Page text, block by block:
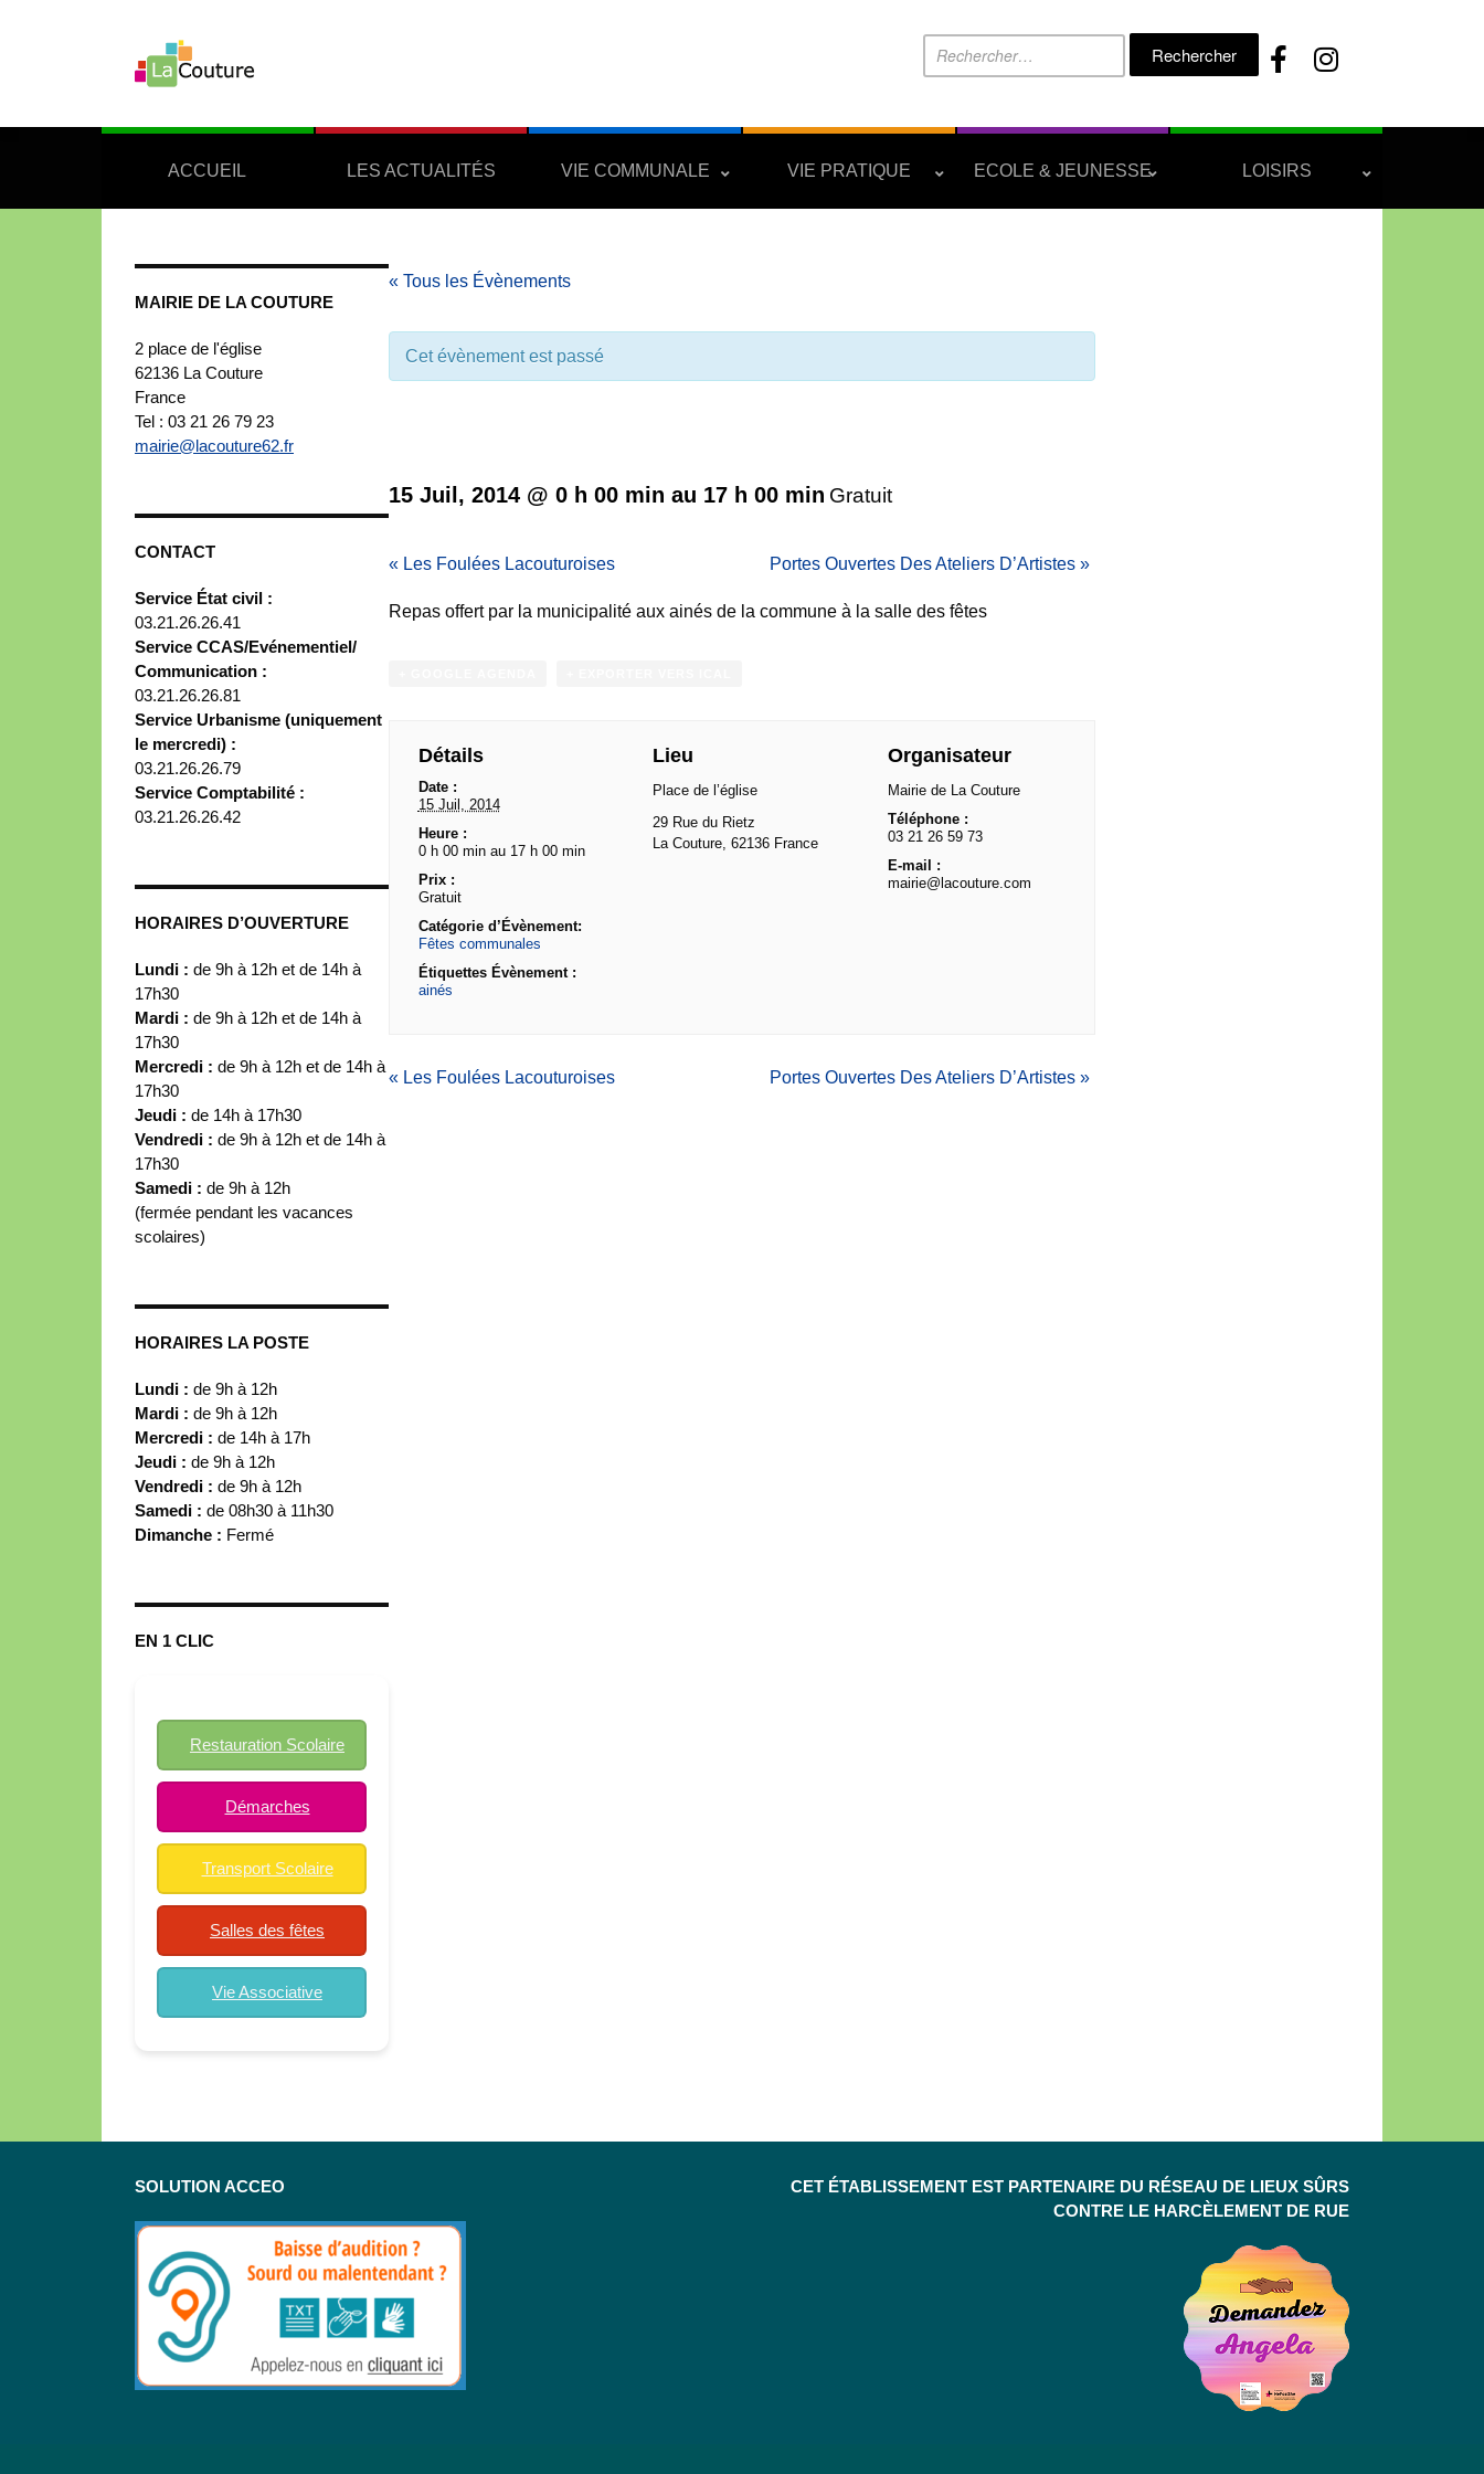
Rechercher :
ACCUEIL LES ACTUALITÉS VIE COMMUNALE VIE PRATIQUE ECOLE & JEUNESSE LOISIRS
MAIRIE DE LA COUTURE
2 place de l'église
62136 La Couture
France
Tel : 03 21 26 79 23
mairie@lacouture62.fr
CONTACT
Service État civil :
03.21.26.26.41
Service CCAS/Evénementiel/
Communication :
03.21.26.26.81
Service Urbanisme (uniquement
le mercredi) :
03.21.26.26.79
Service Comptabilité :
03.21.26.26.42
HORAIRES D’OUVERTURE
Lundi : de 9h à 12h et de 14h à
17h30
Mardi : de 9h à 12h et de 14h à
17h30
Mercredi : de 9h à 12h et de 14h à
17h30
Jeudi : de 14h à 17h30
Vendredi : de 9h à 12h et de 14h à
17h30
Samedi : de 9h à 12h
(fermée pendant les vacances
scolaires)
HORAIRES LA POSTE
Lundi : de 9h à 12h
Mardi : de 9h à 12h
Mercredi : de 14h à 17h
Jeudi : de 9h à 12h
Vendredi : de 9h à 12h
Samedi : de 08h30 à 11h30
Dimanche : Fermé
EN 1 CLIC
Restauration Scolaire
Démarches
Transport Scolaire
Salles des fêtes
Vie Associative
« Tous les Évènements
Cet évènement est passé
15 Juil, 2014 @ 0 h 00 min au 17 h 00 min Gratuit
« Les Foulées Lacouturoises Portes Ouvertes Des Ateliers D’Artistes »
Repas offert par la municipalité aux ainés de la commune à la salle des fêtes
Détails
Date :
15 Juil, 2014
Heure :
0 h 00 min au 17 h 00 min
Prix :
Gratuit
Catégorie d’Évènement:
Fêtes communales
Étiquettes Évènement :
ainés
Lieu
Place de l’église
29 Rue du Rietz
La Couture 62136 France
Organisateur
Mairie de La Couture
Téléphone :
03 21 26 59 73
E-mail :
mairie@lacouture.com
« Les Foulées Lacouturoises Portes Ouvertes Des Ateliers D’Artistes »
SOLUTION ACCEO
CET ÉTABLISSEMENT EST PARTENAIRE DU RÉSEAU DE LIEUX SÛRS
CONTRE LE HARCÈLEMENT DE RUE